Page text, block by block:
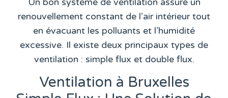
Un bon système de ventilation assure un
renouvellement constant de l’air intérieur tout
en évacuant les polluants et l’humidité
excessive. Il existe deux principaux types de
ventilation : simple flux et double flux.
Ventilation à Bruxelles